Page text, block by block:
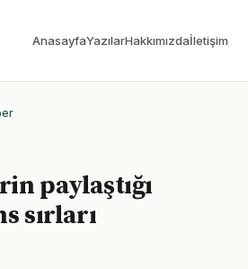
AnasayfaYazılarHakkımızdaİletişim
paylaştığı
sırları